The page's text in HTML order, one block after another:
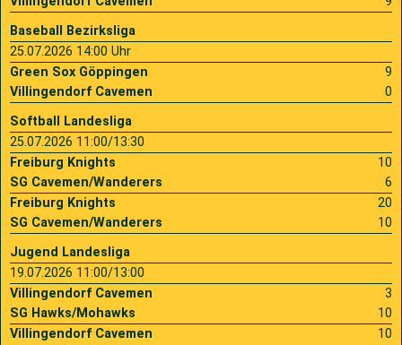
Baseball Bezirksliga
25.07.2026 14:00 Uhr
Green Sox Göppingen
9
Villingendorf Cavemen
0
Softball Landesliga
25.07.2026 11:00/13:30
Freiburg Knights
10
SG Cavemen/Wanderers
6
Freiburg Knights
20
SG Cavemen/Wanderers
10
Jugend Landesliga
19.07.2026 11:00/13:00
Villingendorf Cavemen
3
SG Hawks/Mohawks
10
Villingendorf Cavemen
10
2009
2007
Saison 2010
Saison 2009